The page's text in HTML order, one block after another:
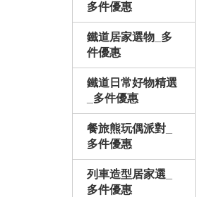
多件優惠
鐵道居家選物_多
件優惠
鐵道日常好物精選
_多件優惠
餐旅熊玩偶派對_
多件優惠
列車造型居家選_
多件優惠